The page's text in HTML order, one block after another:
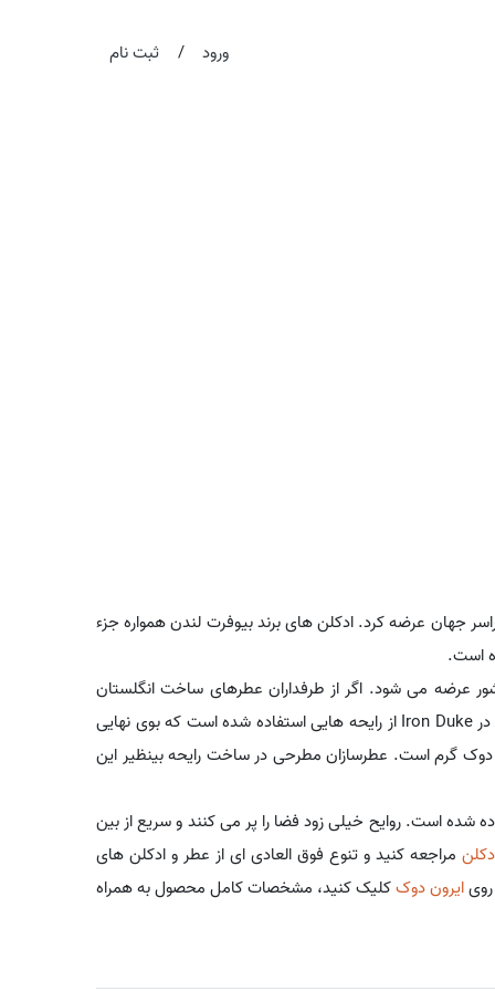
ورود / ثبت نام
فروشگاه های سراسر جهان عرضه کرد. ادکلن های برند بیوفرت لندن همواره جزء
است.
عرضه می شود. اگر از طرفداران عطرهای ساخت انگلستان
هستید، ایرون دوک می تواند پیشنهاد خوبی برای خرید عطر شما باشد. در Iron Duke از رایحه هایی استفاده شده است که بوی نهایی
دوک گرم است. عطرسازان مطرحی در ساخت رایحه بینظیر این
شده است. روایح خیلی زود فضا را پر می کنند و سریع از بین
مراجعه کنید و تنوع فوق العادی ای از عطر و ادکلن های
ایرون دوککلیک کنید، مشخصات کامل محصول به همراه